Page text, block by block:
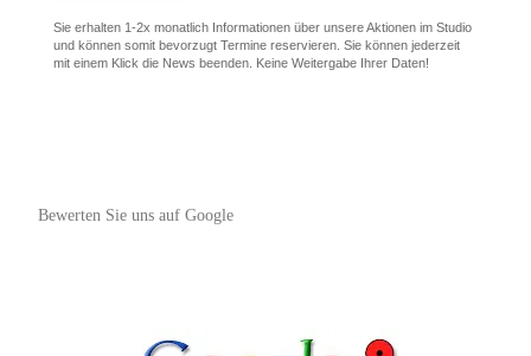
Sie erhalten 1-2x monatlich Informationen über unsere Aktionen im Studio
und können somit bevorzugt Termine reservieren. Sie können jederzeit
mit einem Klick die News beenden. Keine Weitergabe Ihrer Daten!
Bewerten Sie uns auf Google